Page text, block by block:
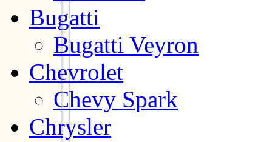
Bugatti
Bugatti Veyron
Chevrolet
Chevy Spark
Chrysler